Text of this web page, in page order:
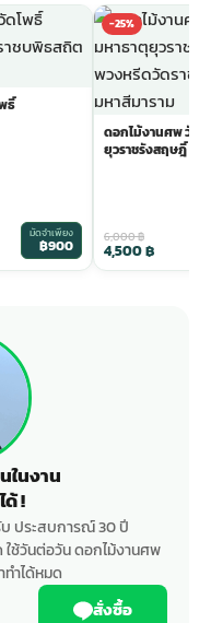
ธิ์
มัดจำเพียง
฿900
-25%
ดอกไม้งานศพ วัดม
ยุวราชรังสฤษฎิ์
6,000฿
4,500฿
ในงาน
ด้ !
ประสบการณ์ 30 ปี
ช้วันต่อวัน ดอกไม้งานศพ
ทำได้หมด
สั่งซื้อ